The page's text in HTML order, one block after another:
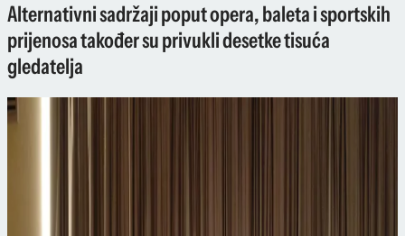
Alternativni sadržaji poput opera, baleta i sportskih
prijenosa također su privukli desetke tisuća
gledatelja